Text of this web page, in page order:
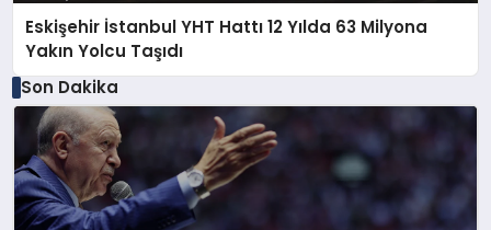
Eskişehir İstanbul YHT Hattı 12 Yılda 63 Milyona
Yakın Yolcu Taşıdı
Son Dakika